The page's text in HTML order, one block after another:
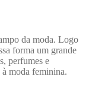
da moda. Logo
forma um grande
perfumes e
à moda feminina.